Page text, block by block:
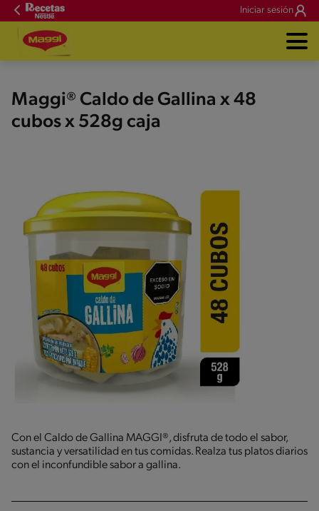
Iniciar sesión
Maggi® Caldo de Gallina x 48
cubos x 528g caja
Con el Caldo de Gallina MAGGI®, disfruta de todo el sabor,
sustancia y versatilidad en tus comidas. Realza tus platos diarios
con el inconfundible sabor a gallina.